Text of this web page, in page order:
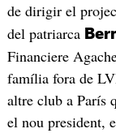
de dirigir el
del patriarca
Financiere
família fora de
altre club a París
el nou president,